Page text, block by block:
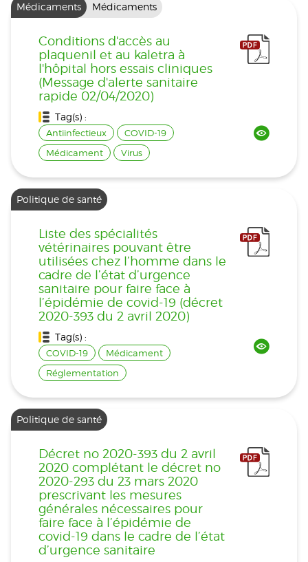
Médicaments Médicaments
Conditions d'accès au
plaquenil et au kaletra à
l'hôpital hors essais cliniques
(Message d'alerte sanitaire
rapide 02/04/2020)
Tag(s) :
Antiinfectieux
COVID-19
Médicament
Virus
Politique de santé
Liste des spécialités
vétérinaires pouvant être
utilisées chez l’homme dans le
cadre de l’état d’urgence
sanitaire pour faire face à
l’épidémie de covid-19 (décret
2020-393 du 2 avril 2020)
Tag(s) :
COVID-19
Médicament
Réglementation
Politique de santé
Décret no 2020-393 du 2 avril
2020 complétant le décret no
2020-293 du 23 mars 2020
prescrivant les mesures
générales nécessaires pour
faire face à l’épidémie de
covid-19 dans le cadre de l’état
d’urgence sanitaire